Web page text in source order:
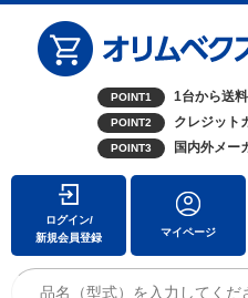
POINT1 1台から送
POINT2 クレジット
POINT3 国内外メー
ログイン/
新規会員登録
マイページ